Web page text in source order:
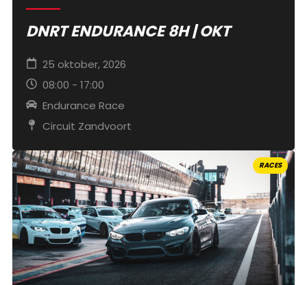
DNRT ENDURANCE 8H | OKT
25 oktober, 2026
08:00 - 17:00
Endurance Race
Circuit Zandvoort
RACES